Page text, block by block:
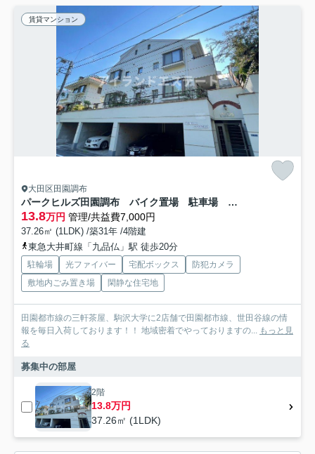
賃貸マンション
大田区田園調布
パークヒルズ田園調布 バイク置場 駐車場 宅配BOX
13.8万円 管理/共益費7,000円
37.26㎡ (1LDK) /築31年 /4階建
東急大井町線「九品仏」駅 徒歩20分
駐輪場 光ファイバー 宅配ボックス
防犯カメラ
敷地内ごみ置き場
閑静な住宅地
田園都市線の三軒茶屋、駒沢大学に2店舗で田園都市線、世田谷線の情
報を毎日入荷しております！！ 地域密着でやっておりますの... もっと見
る
募集中の部屋
2階
13.8万円
37.26㎡ (1LDK)